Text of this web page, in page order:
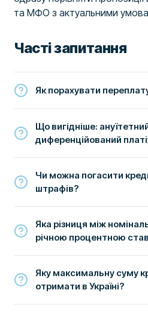
та МФО з актуальними
Часті запитання
Як порахувати
Що вигідніше:
диференційований
Чи можна погасити
штрафів?
Яка різниця між
річною процентною
Яку максимальну суму
отримати в Україні?